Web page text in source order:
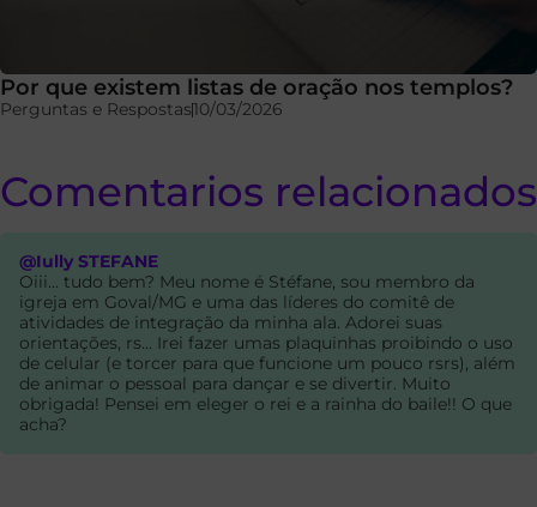
Por que existem listas de oração nos templos?
Perguntas e Respostas10/03/2026
Comentarios relacionados
@Iully STEFANE
Oiii... tudo bem? Meu nome é Stéfane, sou membro da
igreja em Goval/MG e uma das líderes do comitê de
atividades de integração da minha ala. Adorei suas
orientações, rs... Irei fazer umas plaquinhas proibindo o uso
de celular (e torcer para que funcione um pouco rsrs), além
de animar o pessoal para dançar e se divertir. Muito
obrigada! Pensei em eleger o rei e a rainha do baile!! O que
acha?